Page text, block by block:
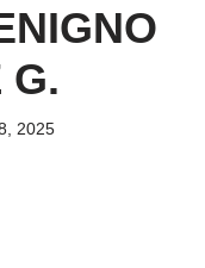
G.
2025